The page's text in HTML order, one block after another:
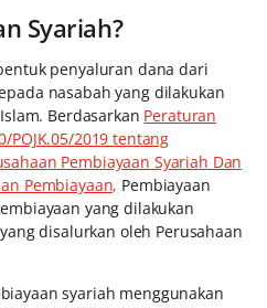
Syariah?
penyaluran dana dari
nasabah yang dilakukan
Berdasarkan Peraturan
POJK.05/2019 tentang
Pembiayaan Syariah Dan
Pembiayaan, Pembiayaan
yang dilakukan
disalurkan oleh Perusahaan
syariah menggunakan